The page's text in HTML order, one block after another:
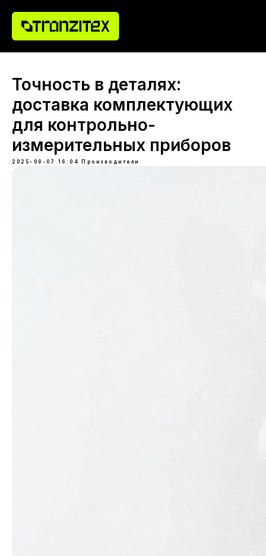
Точность в деталях:
доставка комплектующих
для контрольно-
измерительных приборов
2025-09-07 16:04 Производители